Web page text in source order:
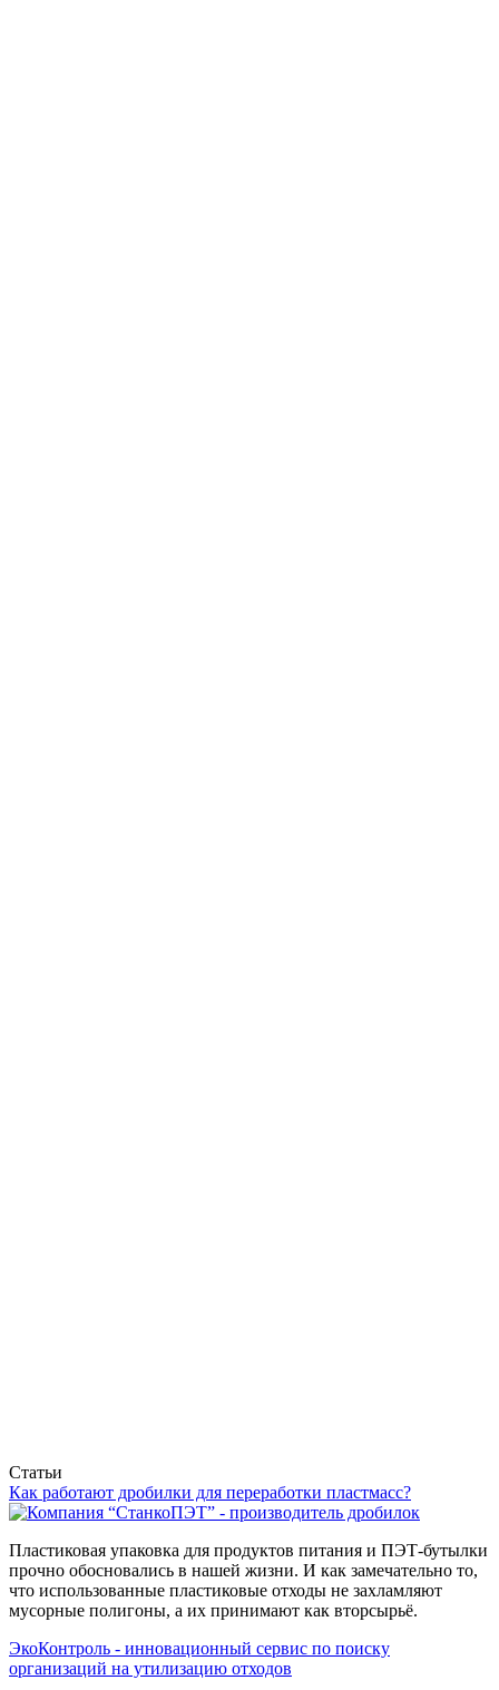
Статьи
Как работают дробилки для переработки пластмасс?
Пластиковая упаковка для продуктов питания и ПЭТ-бутылки
прочно обосновались в нашей жизни. И как замечательно то,
что использованные пластиковые отходы не захламляют
мусорные полигоны, а их принимают как вторсырьё.
ЭкоКонтроль - инновационный сервис по поиску
организаций на утилизацию отходов